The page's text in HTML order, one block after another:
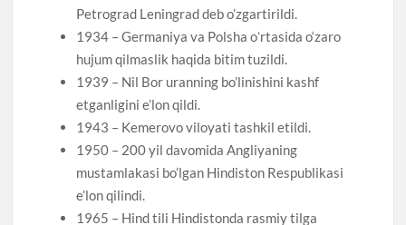
Petrograd Leningrad deb o’zgartirildi.
1934 – Germaniya va Polsha oʻrtasida o‘zaro
hujum qilmaslik haqida bitim tuzildi.
1939 – Nil Bor uranning bo’linishini kashf
etganligini e’lon qildi.
1943 – Kemerovo viloyati tashkil etildi.
1950 – 200 yil davomida Angliyaning
mustamlakasi bo’lgan Hindiston Respublikasi
e’lon qilindi.
1965 – Hind tili Hindistonda rasmiy tilga